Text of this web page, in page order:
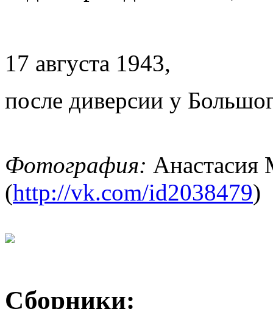
17 августа 1943,
после диверсии у
Фотография: Анастасия
(http://vk.com/id2038479)
Сборники: